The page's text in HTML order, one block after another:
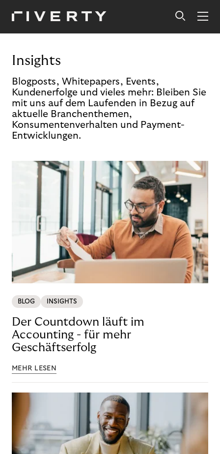
Insights
Blogposts, Whitepapers, Events,
Kundenerfolge und vieles mehr: Bleiben Sie
mit uns auf dem Laufenden in Bezug auf
aktuelle Branchenthemen,
Konsumentenverhalten und Payment-
Entwicklungen.
BLOG INSIGHTS
Der Countdown läuft im
Accounting - für mehr
Geschäftserfolg
MEHR LESEN